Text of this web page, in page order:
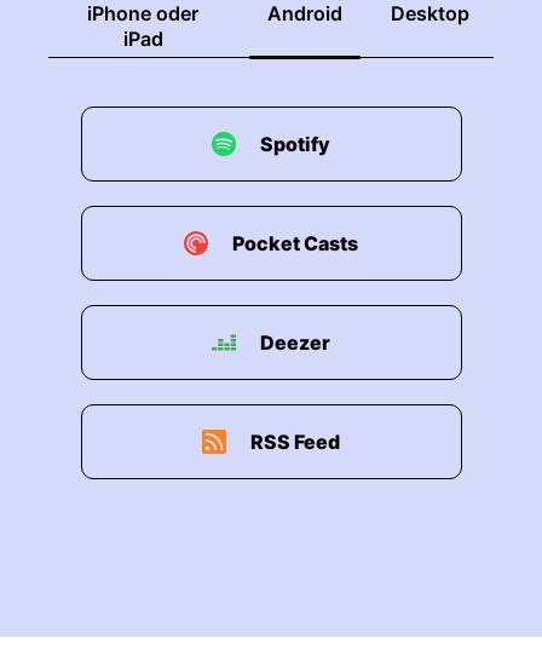
iPhone oder
iPad
Android Desktop
Spotify
Pocket Casts
Deezer
RSS Feed